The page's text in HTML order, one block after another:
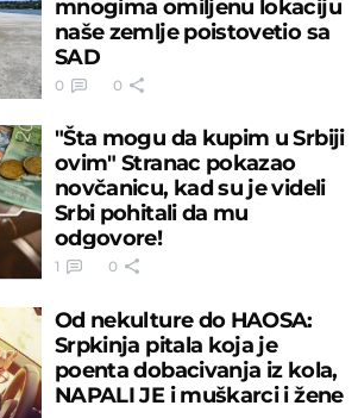
mnogima omiljenu lokaciju
naše zemlje poistovetio sa
SAD
0 0
"Šta mogu da kupim u Srbiji
ovim" Stranac pokazao
novčanicu, kad su je videli
Srbi pohitali da mu
odgovore!
1 0
Od nekulture do HAOSA:
Srpkinja pitala koja je
poenta dobacivanja iz kola,
NAPALI JE i muškarci i žene